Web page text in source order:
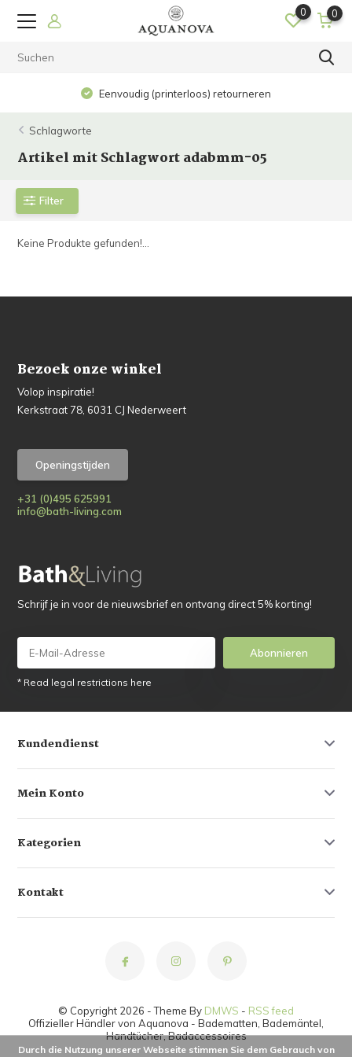
0 0
Eenvoudig (printerloos) retourneren
Schlagworte
Artikel mit Schlagwort adabmm-05
Filter
Keine Produkte gefunden!...
Bezoek onze winkel
Volop inspiratie!
Kerkstraat 78, 6031 CJ Nederweert
Openingstijden
+31 (0)495 625991
info@bath-living.com
Schrijf je in voor de nieuwsbrief en ontvang direct 5% korting!
Abonnieren
* Read legal restrictions here
Kundendienst
Mein Konto
Kategorien
Kontakt
© Copyright 2026 - Theme By DMWS - RSS feed
Offizieller Händler von Aquanova - Badematten, Bademäntel,
Handtücher, Badaccessoires
Durch die Nutzung unserer Webseite stimmen Sie dem Gebrauch von